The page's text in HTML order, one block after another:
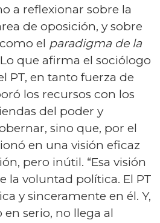
a reflexionar sobre la
de oposición, y sobre
el paradigma de la
que afirma el sociólogo
PT, en tanto fuerza de
los recursos con los
del poder y
sino que, por el
en una visión eficaz
pero inútil. “Esa visión
la voluntad política. El PT
y sinceramente en él. Y,
serio, no llega al